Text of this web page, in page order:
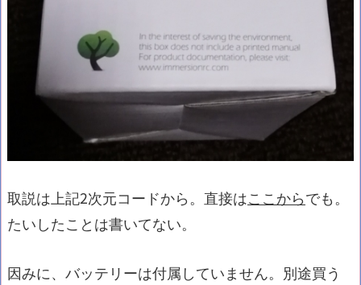
取説は上記2次元コードから。直接はここからでも。
たいしたことは書いてない。
因みに、バッテリーは付属していません。別途買う